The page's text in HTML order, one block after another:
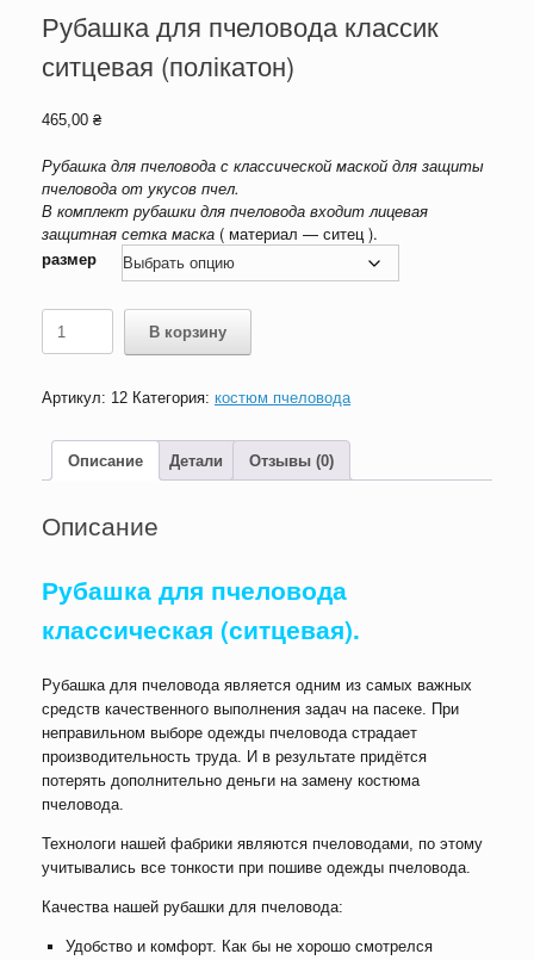
Рубашка для пчеловода классик
ситцевая (полікатон)
465,00 ₴
Рубашка для пчеловода с классической маской для защиты
пчеловода от укусов пчел.
В комплект рубашки для пчеловода входит лицевая
защитная сетка маска ( материал — ситец ).
размер
товара
для
пчеловода
ситцевая
(полікатон)
В корзину
Артикул: 12 Категория: костюм пчеловода
Описание Детали Отзывы (0)
Описание
Рубашка для пчеловода
классическая (ситцевая).
Рубашка для пчеловода является одним из самых важных
средств качественного выполнения задач на пасеке. При
неправильном выборе одежды пчеловода страдает
производительность труда. И в результате придётся
потерять дополнительно деньги на замену костюма
пчеловода.
Технологи нашей фабрики являются пчеловодами, по этому
учитывались все тонкости при пошиве одежды пчеловода.
Качества нашей рубашки для пчеловода:
Удобство и комфорт. Как бы не хорошо смотрелся